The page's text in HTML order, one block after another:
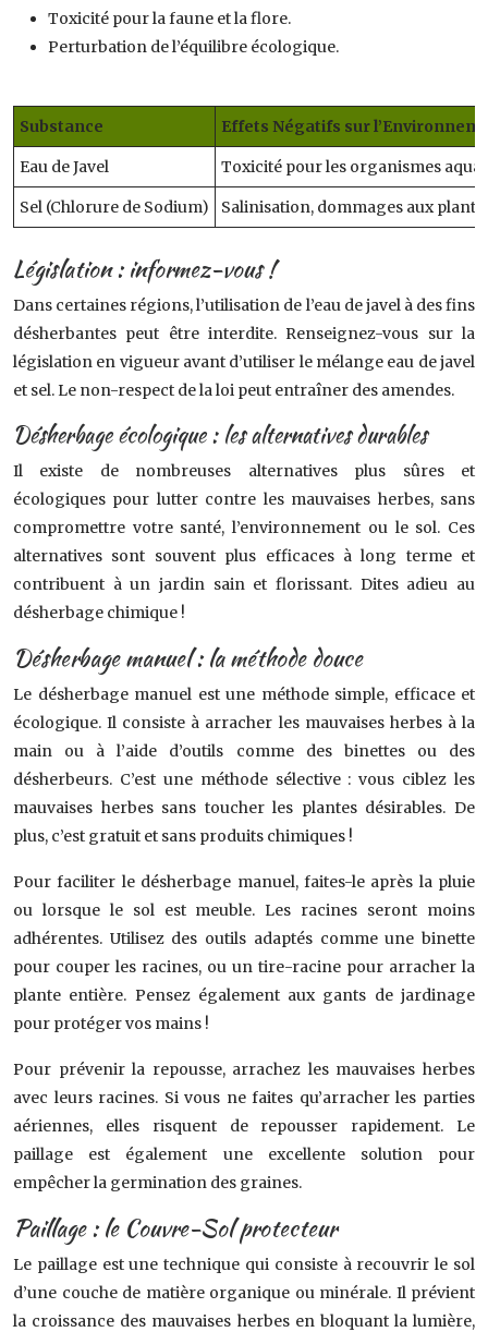
Toxicité pour la faune et la flore.
Perturbation de l’équilibre écologique.
Substance Effets Négatifs sur
Eau de Javel Toxicité pour les organismes
Sel (Chlorure de Sodium) Salinisation, dommages aux
Législation : informez-vous !
Dans certaines régions, l’utilisation de l’eau de javel à des fins
désherbantes peut être interdite. Renseignez-vous sur la
législation en vigueur avant d’utiliser le mélange eau de javel
et sel. Le non-respect de la loi peut entraîner des amendes.
Désherbage écologique : les alternatives durables
Il existe de nombreuses alternatives plus sûres et
écologiques pour lutter contre les mauvaises herbes, sans
compromettre votre santé, l’environnement ou le sol. Ces
alternatives sont souvent plus efficaces à long terme et
contribuent à un jardin sain et florissant. Dites adieu au
désherbage chimique !
Désherbage manuel : la méthode douce
Le désherbage manuel est une méthode simple, efficace et
écologique. Il consiste à arracher les mauvaises herbes à la
main ou à l’aide d’outils comme des binettes ou des
désherbeurs. C’est une méthode sélective : vous ciblez les
mauvaises herbes sans toucher les plantes désirables. De
plus, c’est gratuit et sans produits chimiques !
Pour faciliter le désherbage manuel, faites-le après la pluie
ou lorsque le sol est meuble. Les racines seront moins
adhérentes. Utilisez des outils adaptés comme une binette
pour couper les racines, ou un tire-racine pour arracher la
plante entière. Pensez également aux gants de jardinage
pour protéger vos mains !
Pour prévenir la repousse, arrachez les mauvaises herbes
avec leurs racines. Si vous ne faites qu’arracher les parties
aériennes, elles risquent de repousser rapidement. Le
paillage est également une excellente solution pour
empêcher la germination des graines.
Paillage : le Couvre-Sol protecteur
Le paillage est une technique qui consiste à recouvrir le sol
d’une couche de matière organique ou minérale. Il prévient
la croissance des mauvaises herbes en bloquant la lumière,